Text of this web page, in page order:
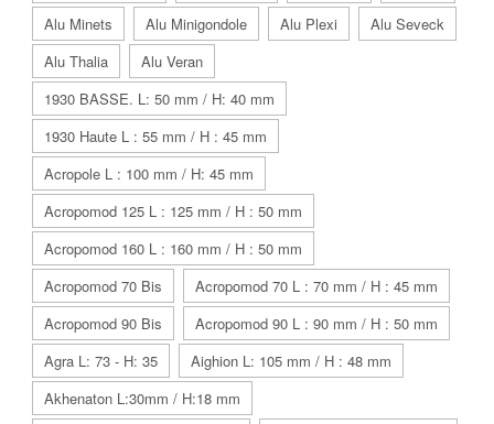
Alu Minets
Alu Minigondole Alu Plexi
Alu Seveck
Alu Thalia
Alu Veran
1930 BASSE. L: 50 mm / H: 40 mm
1930 Haute L : 55 mm / H : 45 mm
Acropole L : 100 mm / H: 45 mm
Acropomod 125 L : 125 mm / H : 50 mm
Acropomod 160 L : 160 mm / H : 50 mm
Acropomod 70 Bis
Acropomod 70 L : 70 mm / H : 45 mm
Acropomod 90 Bis
Acropomod 90 L : 90 mm / H : 50 mm
Agra L: 73 - H: 35
Aighion L: 105 mm / H : 48 mm
Akhenaton L:30mm / H:18 mm